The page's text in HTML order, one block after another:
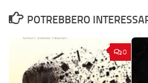
POTREBBERO
0